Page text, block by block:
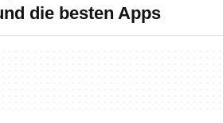
die besten Apps